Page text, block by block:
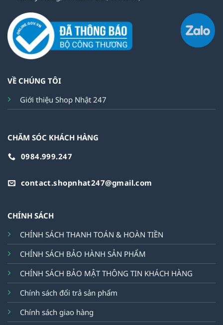
VỀ CHÚNG TÔI
Giới thiệu Shop Nhật 247
CHĂM SÓC KHÁCH HÀNG
0984.999.247
contact.shopnhat247@gmail.com
CHÍNH SÁCH
CHÍNH SÁCH THANH TOÁN & HOÀN TIỀN
CHÍNH SÁCH BẢO HÀNH SẢN PHẨM
CHÍNH SÁCH BẢO MẬT THÔNG TIN KHÁCH HÀNG
Chính sách đổi trả sản phẩm
Chính sách giao hàng